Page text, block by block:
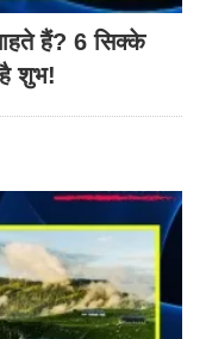
हैं? 6 सिक्के
शुभ!